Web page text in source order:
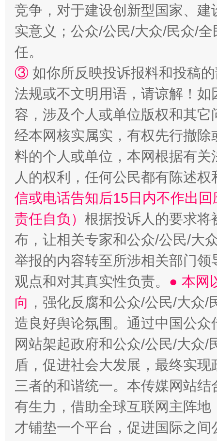
竞争，对于建设创新型国家、
实意义；公众/公民/大众/民众/
任。
③ 如你所反映投诉报料和投稿
法规或不文明用语，请谅解！
容，涉及个人或单位版权和其它
经本网核实属实，有权先行撤
料的个人或单位，本网根据有
人的权利，任何公民都有陈述
信或电话告知后15日内不作出
责任自负） 根据投诉人的要求将
布，让相关专家和公众/公民/大
举报的内容转至所涉相关部门
观点和对其真实性负责。 ● 本网
向 ，强化反腐和公众/公民/大众
造良好舆论氛围。通过中国公
网站架起政府和公众/公民/大众
盾，促进社会大发展，最终实
三者的和谐统一。本传媒网站
有生力，借助全球互联网主阵
才铺垫一个平台，促进国际之